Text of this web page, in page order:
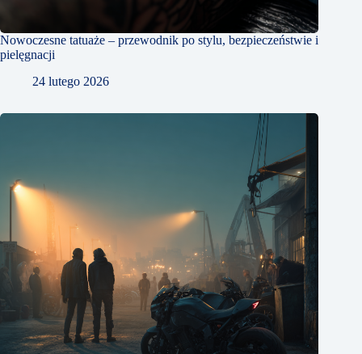
Nowoczesne tatuaże – przewodnik po stylu, bezpieczeństwie i
pielęgnacji
24 lutego 2026